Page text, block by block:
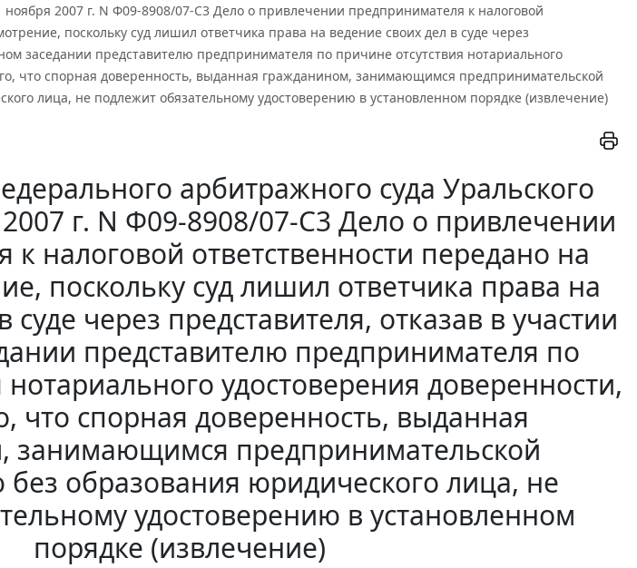
ноября 2007 г. N Ф09-8908/07-С3 Дело о привлечении предпринимателя к налоговой
поскольку суд лишил ответчика права на ведение своих дел в суде через
заседании представителю предпринимателя по причине отсутствия нотариального
что спорная доверенность, выданная гражданином, занимающимся предпринимательской
лица, не подлежит обязательному удостоверению в установленном порядке (извлечение)
арбитражного суда Уральского
г. N Ф09-8908/07-С3 Дело о привлечении
налоговой ответственности передано на
поскольку суд лишил ответчика права на
суде через представителя, отказав в участии
представителю предпринимателя по
нотариального удостоверения доверенности,
что спорная доверенность, выданная
занимающимся предпринимательской
без образования юридического лица, не
удостоверению в установленном
порядке (извлечение)